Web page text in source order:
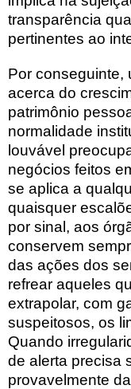
transparência
pertinentes ao
Por conseguinte,
acerca do
patrimônio
normalidade
louvável
negócios feitos
se aplica a
quaisquer
por sinal, aos
conservem
das ações dos
refrear aqueles
extrapolar, com
suspeitosos, os
Quando
de alerta precisa
provavelmente